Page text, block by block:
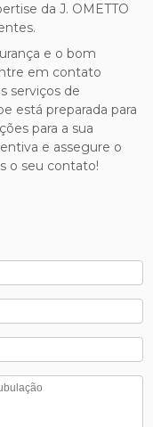
da J. OMETTO
e o bom
em contato
serviços de
está preparada para
para a sua
e assegure o
o seu contato!